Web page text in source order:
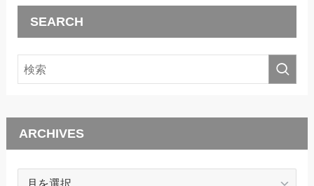
SEARCH
ARCHIVES
ARCHIVES